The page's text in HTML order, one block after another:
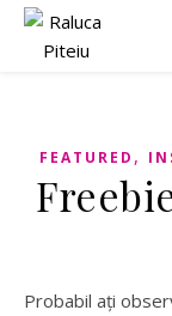
FEATURED ,
Probabil ați observat că nu am mai postat nimic pe blog în